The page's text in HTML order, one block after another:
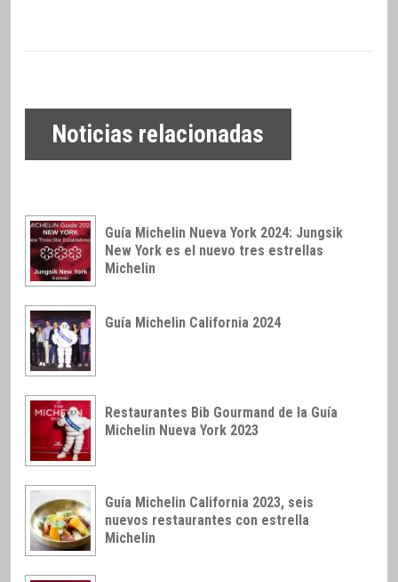
Noticias relacionadas
Guía Michelin Nueva York 2024: Jungsik
New York es el nuevo tres estrellas
Michelin
Guía Michelin California 2024
Restaurantes Bib Gourmand de la Guía
Michelin Nueva York 2023
Guía Michelin California 2023, seis
nuevos restaurantes con estrella
Michelin